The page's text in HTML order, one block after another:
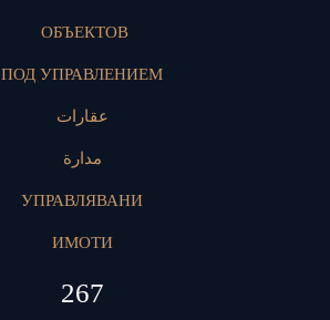
ОБЪЕКТОВ
ПОД УПРАВЛЕНИЕМ
عقارات
مدارة
УПРАВЛЯВАНИ
ИМОТИ
405